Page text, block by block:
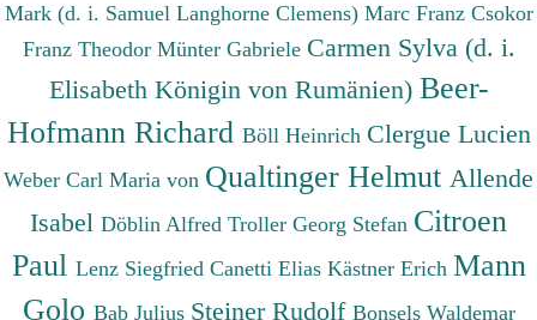
Mark (d. i. Samuel Langhorne Clemens) Marc Franz Csokor
Franz Theodor Münter Gabriele Carmen Sylva (d. i.
Elisabeth Königin von Rumänien) Beer-
Hofmann Richard Böll Heinrich Clergue Lucien
Weber Carl Maria von Qualtinger Helmut Allende
Isabel Döblin Alfred Troller Georg Stefan Citroen
Paul Lenz Siegfried Canetti Elias Kästner Erich Mann
Golo Bab Julius Steiner Rudolf Bonsels Waldemar